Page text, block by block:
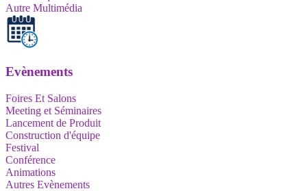
Autre Multimédia
Evènements
Foires Et Salons
Meeting et Séminaires
Lancement de Produit
Construction d'équipe
Festival
Conférence
Animations
Autres Evènements